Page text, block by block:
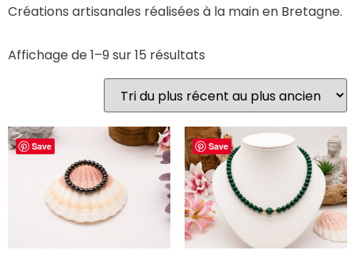
Créations artisanales réalisées à la main en Bretagne.
Affichage de 1–9 sur 15 résultats
Save Save